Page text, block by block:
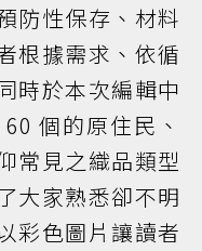
防性保存、材料
根據需求、依循
時於本次編輯中
個的原住民、
常見之織品類型
大家熟悉卻不明
彩色圖片讓讀者